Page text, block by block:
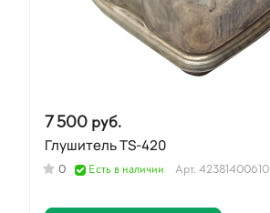
7 500 руб.
Глушитель TS-420
0 Есть в наличии Арт. 42381400610